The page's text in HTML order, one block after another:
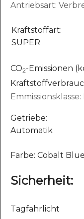
Antriebsart:
Kraftstoffart:
SUPER
CO2-Emissionen
Emmissionsklasse:
Getriebe:
Automatik
Farbe: Cobalt Blue
Sicherheit:
Tagfahrlicht